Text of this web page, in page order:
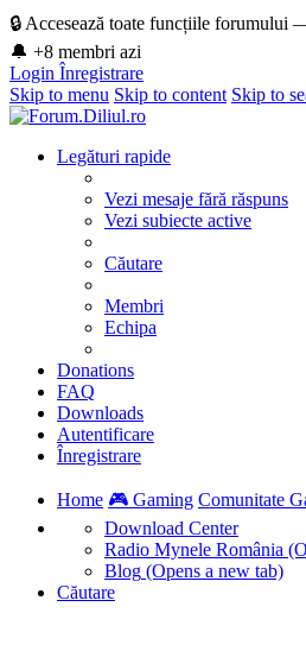
🔒 Accesează toate funcțiile forumului
🔔 +8 membri azi
Login Înregistrare
Skip to menu Skip to content Skip to
Legături rapide
Vezi mesaje fără răspuns
Vezi subiecte active
Căutare
Membri
Echipa
Donations
FAQ
Downloads
Autentificare
Înregistrare
Home 🎮 Gaming Comunitate
Download Center
Radio Mynele România
Blog (Opens a new tab)
Căutare